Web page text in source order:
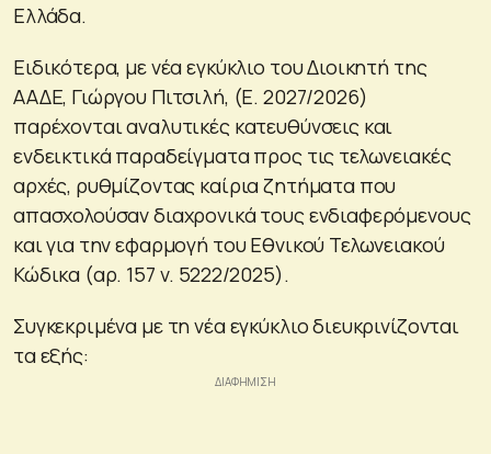
Ελλάδα.
Ειδικότερα, με νέα εγκύκλιο του Διοικητή της
ΑΑΔΕ, Γιώργου Πιτσιλή, (Ε. 2027/2026)
παρέχονται αναλυτικές κατευθύνσεις και
ενδεικτικά παραδείγματα προς τις τελωνειακές
αρχές, ρυθμίζοντας καίρια ζητήματα που
απασχολούσαν διαχρονικά τους ενδιαφερόμενους
και για την εφαρμογή του Εθνικού Τελωνειακού
Κώδικα (αρ. 157 ν. 5222/2025).
Συγκεκριμένα με τη νέα εγκύκλιο διευκρινίζονται
τα εξής: